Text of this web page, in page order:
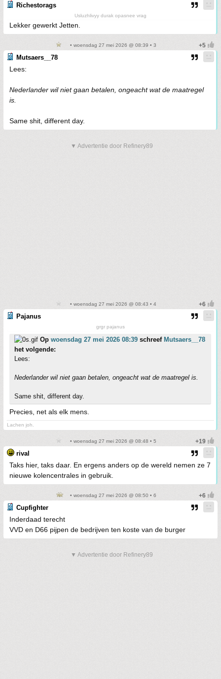
Richestorags
Usluzhlivyy durak opasnee vrag
Lekker gewerkt Jetten.
• woensdag 27 mei 2026 @ 08:39 • 3
Mutsaers__78
Lees:
Nederlander wil niet gaan betalen, ongeacht wat de maatregel
is.
Same shit, different day.
▼ Advertentie door Refinery89
• woensdag 27 mei 2026 @ 08:43 • 4
Pajanus
grgr pajanus
Op woensdag 27 mei 2026 08:39 schreef Mutsaers__78
het volgende:
Lees:
Nederlander wil niet gaan betalen, ongeacht wat de maatregel is.
Same shit, different day.
Precies, net als elk mens.
Lachen joh.
• woensdag 27 mei 2026 @ 08:48 • 5
rival
Taks hier, taks daar. En ergens anders op de wereld nemen ze 7
nieuwe kolencentrales in gebruik.
• woensdag 27 mei 2026 @ 08:50 • 6
Cupfighter
Inderdaad terecht
VVD en D66 pijpen de bedrijven ten koste van de burger
▼ Advertentie door Refinery89